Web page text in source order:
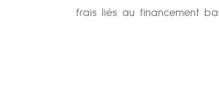
frais liés au financement